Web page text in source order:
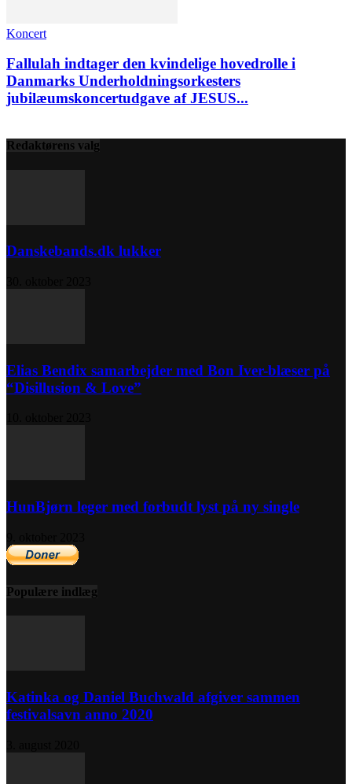
Koncert
Fallulah indtager den kvindelige hovedrolle i
Danmarks Underholdningsorkesters
jubilæumskoncertudgave af JESUS...
Redaktørens valg
Danskebands.dk lukker
Elias Bendix samarbejder med Bon Iver-blæser på
“Disillusion & Love”
HunBjørn leger med forbudt lyst på ny single
Populære indlæg
Katinka og Daniel Buchwald afgiver sammen
festivalsavn anno 2020